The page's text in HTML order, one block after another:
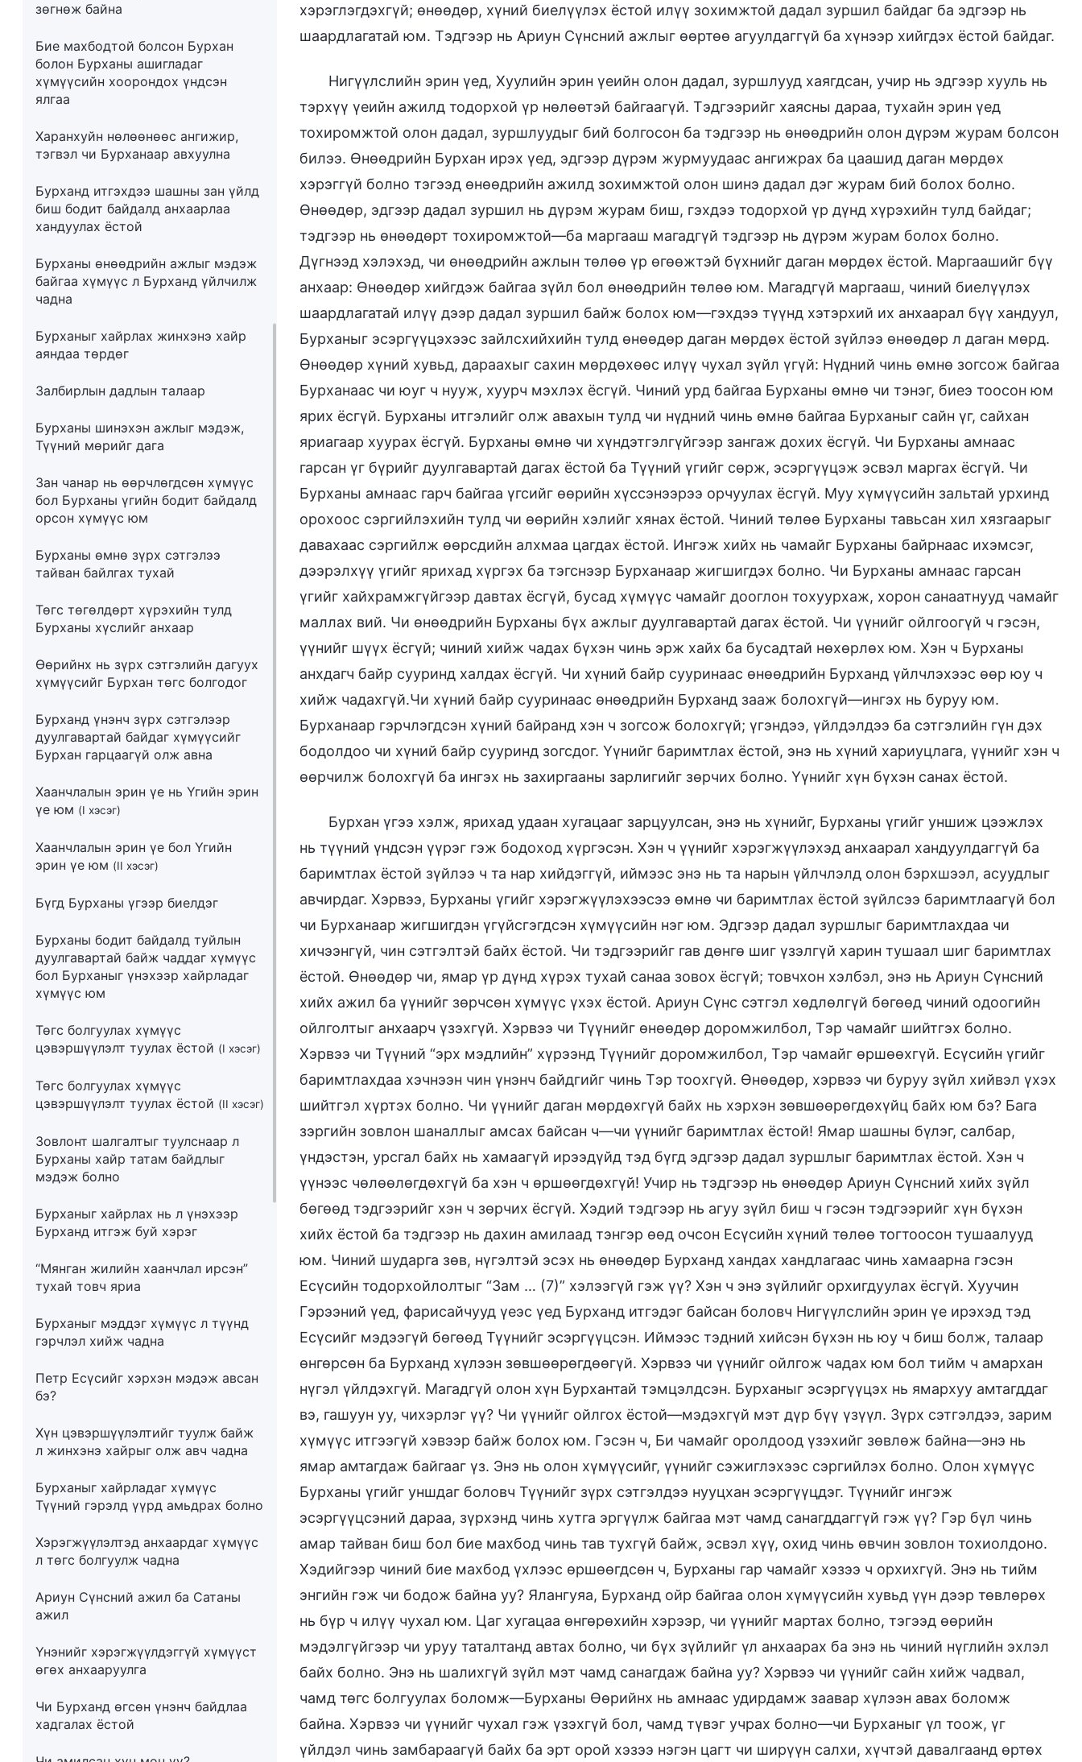
зөгнөж байна
Бие махбодтой болсон Бурхан
болон Бурханы ашигладаг
хүмүүсийн хоорондох үндсэн
ялгаа
Харанхуйн нөлөөнөөс ангижир,
тэгвэл чи Бурханаар авхуулна
Бурханд итгэхдээ шашны зан үйлд
биш бодит байдалд анхаарлаа
хандуулах ёстой
Бурханы өнөөдрийн ажлыг мэдэж
байгаа хүмүүс л Бурханд үйлчилж
чадна
Бурханыг хайрлах жинхэнэ хайр
аяндаа төрдөг
Залбирлын дадлын талаар
Бурханы шинэхэн ажлыг мэдэж,
Түүний мөрийг дага
Зан чанар нь өөрчлөгдсөн хүмүүс
бол Бурханы үгийн бодит байдалд
орсон хүмүүс юм
Бурханы өмнө зүрх сэтгэлээ
тайван байлгах тухай
Төгс төгөлдөрт хүрэхийн тулд
Бурханы хүслийг анхаар
Өөрийнх нь зүрх сэтгэлийн дагуух
хүмүүсийг Бурхан төгс болгодог
Бурханд үнэнч зүрх сэтгэлээр
дуулгавартай байдаг хүмүүсийг
Бурхан гарцаагүй олж авна
Хаанчлалын эрин үе нь Үгийн эрин
үе юм (I хэсэг)
Хаанчлалын эрин үе бол Үгийн
эрин үе юм (II хэсэг)
Бүгд Бурханы үгээр биелдэг
Бурханы бодит байдалд туйлын
дуулгавартай байж чаддаг хүмүүс
бол Бурханыг үнэхээр хайрладаг
хүмүүс юм
Төгс болгуулах хүмүүс
цэвэршүүлэлт туулах ёстой (I хэсэг)
Төгс болгуулах хүмүүс
цэвэршүүлэлт туулах ёстой (II хэсэг)
Зовлонт шалгалтыг туулснаар л
Бурханы хайр татам байдлыг
мэдэж болно
Бурханыг хайрлах нь л үнэхээр
Бурханд итгэж буй хэрэг
“Мянган жилийн хаанчлал ирсэн”
тухай товч яриа
Бурханыг мэддэг хүмүүс л түүнд
гэрчлэл хийж чадна
Петр Есүсийг хэрхэн мэдэж авсан
бэ?
Хүн цэвэршүүлэлтийг туулж байж
л жинхэнэ хайрыг олж авч чадна
Бурханыг хайрладаг хүмүүс
Түүний гэрэлд үүрд амьдрах болно
Хэрэгжүүлэлтэд анхаардаг хүмүүс
л төгс болгуулж чадна
Ариун Сүнсний ажил ба Сатаны
ажил
Үнэнийг хэрэгжүүлдэггүй хүмүүст
өгөх анхааруулга
Чи Бурханд өгсөн үнэнч байдлаа
хадгалах ёстой
хэрэглэгдэхгүй; өнөөдөр, хүний биелүүлэх ёстой илүү зохимжтой дадал зуршил байдаг ба эдгээр нь
шаардлагатай юм. Тэдгээр нь Ариун Сүнсний ажлыг өөртөө агуулдаггүй ба хүнээр хийгдэх ёстой байдаг.
Нигүүлслийн эрин үед, Хуулийн эрин үеийн олон дадал, зуршлууд хаягдсан, учир нь эдгээр хууль нь
тэрхүү үеийн ажилд тодорхой үр нөлөөтэй байгаагүй. Тэдгээрийг хаясны дараа, тухайн эрин үед
тохиромжтой олон дадал, зуршлуудыг бий болгосон ба тэдгээр нь өнөөдрийн олон дүрэм журам болсон
билээ. Өнөөдрийн Бурхан ирэх үед, эдгээр дүрэм журмуудаас ангижрах ба цаашид даган мөрдөх
хэрэггүй болно тэгээд өнөөдрийн ажилд зохимжтой олон шинэ дадал дэг журам бий болох болно.
Өнөөдөр, эдгээр дадал зуршил нь дүрэм журам биш, гэхдээ тодорхой үр дүнд хүрэхийн тулд байдаг;
тэдгээр нь өнөөдөрт тохиромжтой—ба маргааш магадгүй тэдгээр нь дүрэм журам болох болно.
Дүгнээд хэлэхэд, чи өнөөдрийн ажлын төлөө үр өгөөжтэй бүхнийг даган мөрдөх ёстой. Маргаашийг бүү
анхаар: Өнөөдөр хийгдэж байгаа зүйл бол өнөөдрийн төлөө юм. Магадгүй маргааш, чиний биелүүлэх
шаардлагатай илүү дээр дадал зуршил байж болох юм—гэхдээ түүнд хэтэрхий их анхаарал бүү хандуул,
Бурханыг эсэргүүцэхээс зайлсхийхийн тулд өнөөдөр даган мөрдөх ёстой зүйлээ өнөөдөр л даган мөрд.
Өнөөдөр хүний хувьд, дараахыг сахин мөрдөхөөс илүү чухал зүйл үгүй: Нүдний чинь өмнө зогсож байгаа
Бурханаас чи юуг ч нууж, хуурч мэхлэх ёсгүй. Чиний урд байгаа Бурханы өмнө чи тэнэг, биеэ тоосон юм
ярих ёсгүй. Бурханы итгэлийг олж авахын тулд чи нүдний чинь өмнө байгаа Бурханыг сайн үг, сайхан
яриагаар хуурах ёсгүй. Бурханы өмнө чи хүндэтгэлгүйгээр зангаж дохих ёсгүй. Чи Бурханы амнаас
гарсан үг бүрийг дуулгавартай дагах ёстой ба Түүний үгийг сөрж, эсэргүүцэж эсвэл маргах ёсгүй. Чи
Бурханы амнаас гарч байгаа үгсийг өөрийн хүссэнээрээ орчуулах ёсгүй. Муу хүмүүсийн зальтай урхинд
орохоос сэргийлэхийн тулд чи өөрийн хэлийг хянах ёстой. Чиний төлөө Бурханы тавьсан хил хязгаарыг
давахаас сэргийлж өөрсдийн алхмаа цагдах ёстой. Ингэж хийх нь чамайг Бурханы байрнаас ихэмсэг,
дээрэлхүү үгийг ярихад хүргэх ба тэгснээр Бурханаар жигшигдэх болно. Чи Бурханы амнаас гарсан
үгийг хайхрамжгүйгээр давтах ёсгүй, бусад хүмүүс чамайг дооглон тохуурхаж, хорон санаатнууд чамайг
маллах вий. Чи өнөөдрийн Бурханы бүх ажлыг дуулгавартай дагах ёстой. Чи үүнийг ойлгоогүй ч гэсэн,
үүнийг шүүх ёсгүй; чиний хийж чадах бүхэн чинь эрж хайх ба бусадтай нөхөрлөх юм. Хэн ч Бурханы
анхдагч байр сууринд халдах ёсгүй. Чи хүний байр сууринаас өнөөдрийн Бурханд үйлчлэхээс өөр юу ч
хийж чадахгүй.Чи хүний байр сууринаас өнөөдрийн Бурханд зааж болохгүй—ингэх нь буруу юм.
Бурханаар гэрчлэгдсэн хүний байранд хэн ч зогсож болохгүй; үгэндээ, үйлдэлдээ ба сэтгэлийн гүн дэх
бодолдоо чи хүний байр сууринд зогсдог. Үүнийг баримтлах ёстой, энэ нь хүний хариуцлага, үүнийг хэн ч
өөрчилж болохгүй ба ингэх нь захиргааны зарлигийг зөрчих болно. Үүнийг хүн бүхэн санах ёстой.
Бурхан үгээ хэлж, ярихад удаан хугацааг зарцуулсан, энэ нь хүнийг, Бурханы үгийг уншиж цээжлэх
нь түүний үндсэн үүрэг гэж бодоход хүргэсэн. Хэн ч үүнийг хэрэгжүүлэхэд анхаарал хандуулдаггүй ба
баримтлах ёстой зүйлээ ч та нар хийдэггүй, иймээс энэ нь та нарын үйлчлэлд олон бэрхшээл, асуудлыг
авчирдаг. Хэрвээ, Бурханы үгийг хэрэгжүүлэхээсээ өмнө чи баримтлах ёстой зүйлсээ баримтлаагүй бол
чи Бурханаар жигшигдэн үгүйсгэгдсэн хүмүүсийн нэг юм. Эдгээр дадал зуршлыг баримтлахдаа чи
хичээнгүй, чин сэтгэлтэй байх ёстой. Чи тэдгээрийг гав дөнгө шиг үзэлгүй харин тушаал шиг баримтлах
ёстой. Өнөөдөр чи, ямар үр дүнд хүрэх тухай санаа зовох ёсгүй; товчхон хэлбэл, энэ нь Ариун Сүнсний
хийх ажил ба үүнийг зөрчсөн хүмүүс үхэх ёстой. Ариун Сүнс сэтгэл хөдлөлгүй бөгөөд чиний одоогийн
ойлголтыг анхаарч үзэхгүй. Хэрвээ чи Түүнийг өнөөдөр доромжилбол, Тэр чамайг шийтгэх болно.
Хэрвээ чи Түүний “эрх мэдлийн” хүрээнд Түүнийг доромжилбол, Тэр чамайг өршөөхгүй. Есүсийн үгийг
баримтлахдаа хэчнээн чин үнэнч байдгийг чинь Тэр тоохгүй. Өнөөдөр, хэрвээ чи буруу зүйл хийвэл үхэх
шийтгэл хүртэх болно. Чи үүнийг даган мөрдөхгүй байх нь хэрхэн зөвшөөрөгдөхүйц байх юм бэ? Бага
зэргийн зовлон шаналлыг амсах байсан ч—чи үүнийг баримтлах ёстой! Ямар шашны бүлэг, салбар,
үндэстэн, урсгал байх нь хамаагүй ирээдүйд тэд бүгд эдгээр дадал зуршлыг баримтлах ёстой. Хэн ч
үүнээс чөлөөлөгдөхгүй ба хэн ч өршөөгдөхгүй! Учир нь тэдгээр нь өнөөдөр Ариун Сүнсний хийх зүйл
бөгөөд тэдгээрийг хэн ч зөрчих ёсгүй. Хэдий тэдгээр нь агуу зүйл биш ч гэсэн тэдгээрийг хүн бүхэн
хийх ёстой ба тэдгээр нь дахин амилаад тэнгэр өөд очсон Есүсийн хүний төлөө тогтоосон тушаалууд
юм. Чиний шударга зөв, нүгэлтэй эсэх нь өнөөдөр Бурханд хандах хандлагаас чинь хамаарна гэсэн
Есүсийн тодорхойлолтыг “Зам … (7)” хэлээгүй гэж үү? Хэн ч энэ зүйлийг орхигдуулах ёсгүй. Хуучин
Гэрээний үед, фарисайчууд үеэс үед Бурханд итгэдэг байсан боловч Нигүүлслийн эрин үе ирэхэд тэд
Есүсийг мэдээгүй бөгөөд Түүнийг эсэргүүцсэн. Иймээс тэдний хийсэн бүхэн нь юу ч биш болж, талаар
өнгөрсөн ба Бурханд хүлээн зөвшөөрөгдөөгүй. Хэрвээ чи үүнийг ойлгож чадах юм бол тийм ч амархан
нүгэл үйлдэхгүй. Магадгүй олон хүн Бурхантай тэмцэлдсэн. Бурханыг эсэргүүцэх нь ямархуу амтагддаг
вэ, гашуун уу, чихэрлэг үү? Чи үүнийг ойлгох ёстой—мэдэхгүй мэт дүр бүү үзүүл. Зүрх сэтгэлдээ, зарим
хүмүүс итгээгүй хэвээр байж болох юм. Гэсэн ч, Би чамайг оролдоод үзэхийг зөвлөж байна—энэ нь
ямар амтагдаж байгааг үз. Энэ нь олон хүмүүсийг, үүнийг сэжиглэхээс сэргийлэх болно. Олон хүмүүс
Бурханы үгийг уншдаг боловч Түүнийг зүрх сэтгэлдээ нууцхан эсэргүүцдэг. Түүнийг ингэж
эсэргүүцсэний дараа, зүрхэнд чинь хутга эргүүлж байгаа мэт чамд санагддаггүй гэж үү? Гэр бүл чинь
амар тайван биш бол бие махбод чинь тав тухгүй байж, эсвэл хүү, охид чинь өвчин зовлон тохиолдоно.
Хэдийгээр чиний бие махбод үхлээс өршөөгдсөн ч, Бурханы гар чамайг хэзээ ч орхихгүй. Энэ нь тийм
энгийн гэж чи бодож байна уу? Ялангуяа, Бурханд ойр байгаа олон хүмүүсийн хувьд үүн дээр төвлөрөх
нь бүр ч илүү чухал юм. Цаг хугацаа өнгөрөхийн хэрээр, чи үүнийг мартах болно, тэгээд өөрийн
мэдэлгүйгээр чи уруу таталтанд автах болно, чи бүх зүйлийг үл анхаарах ба энэ нь чиний нүглийн эхлэл
байх болно. Энэ нь шалихгүй зүйл мэт чамд санагдаж байна уу? Хэрвээ чи үүнийг сайн хийж чадвал,
чамд төгс болгуулах боломж—Бурханы Өөрийнх нь амнаас удирдамж заавар хүлээн авах боломж
байна. Хэрвээ чи үүнийг чухал гэж үзэхгүй бол, чамд түвэг учрах болно—чи Бурханыг үл тоож, үг
үйлдэл чинь замбараагүй байх ба эрт орой хэзээ нэгэн цагт чи ширүүн салхи, хүчтэй давалгаанд өртөх